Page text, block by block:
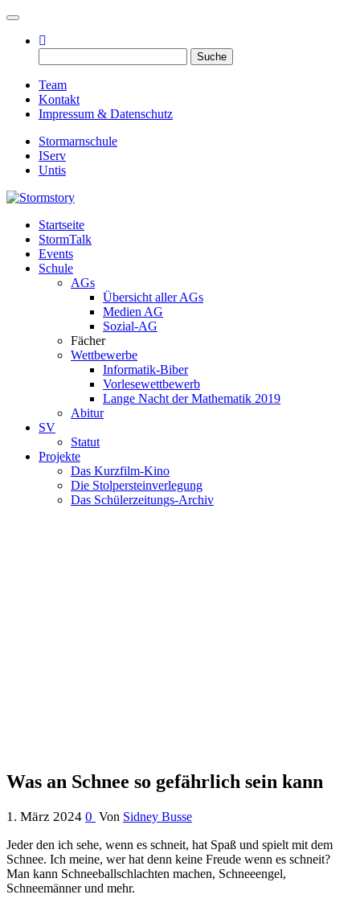
Toggle navigation
nach:
Team
Kontakt
Impressum & Datenschutz
Stormarnschule
IServ
Untis
Stormstory
Eure digitale Schülerzeitung
Startseite
StormTalk
Events
Schule
AGs
Übersicht aller AGs
Medien AG
Sozial-AG
Fächer
Wettbewerbe
Informatik-Biber
Vorlesewettbewerb
Lange Nacht der Mathematik 2019
Abitur
SV
Statut
Projekte
Das Kurzfilm-Kino
Die Stolpersteinverlegung
Das Schülerzeitungs-Archiv
Was an Schnee so gefährlich sein kann
1. März 2024 0 Von Sidney Busse
Jeder den ich sehe, wenn es schneit, hat Spaß und spielt mit dem
Schnee. Ich meine, wer hat denn keine Freude wenn es schneit?
Man kann Schneeballschlachten machen, Schneeengel,
Schneemänner und mehr.